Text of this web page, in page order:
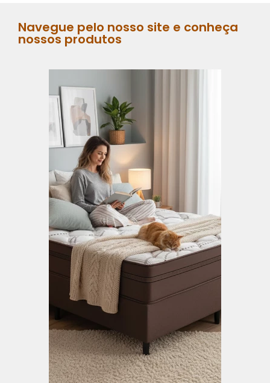
Navegue pelo nosso site e conheça
nossos produtos